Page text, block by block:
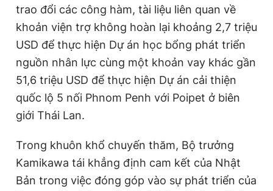
trao đổi các công hàm, tài liệu liên quan về
khoản viện trợ không hoàn lại khoảng 2,7 triệu
USD để thực hiện Dự án học bổng phát triển
nguồn nhân lực cùng một khoản vay khác gần
51,6 triệu USD để thực hiện Dự án cải thiện
quốc lộ 5 nối Phnom Penh với Poipet ở biên
giới Thái Lan.
Trong khuôn khổ chuyến thăm, Bộ trưởng
Kamikawa tái khẳng định cam kết của Nhật
Bản trong việc đóng góp vào sự phát triển của